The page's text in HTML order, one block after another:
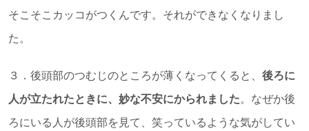
そこそこカッコがつくんです。それができなくなりまし
た。
３．後頭部のつむじのところが薄くなってくると、 後ろに
人が立たれたときに、妙な不安にかられました。なぜか後
ろにいる人が後頭部を見て、笑っているような気がしてい